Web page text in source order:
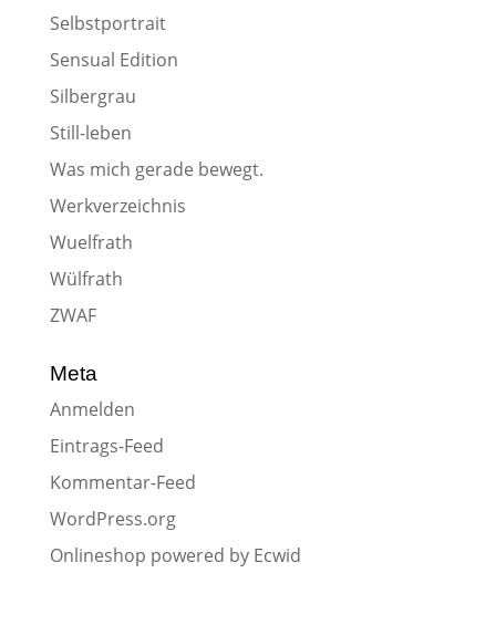
Selbstportrait
Sensual Edition
Silbergrau
Still-leben
Was mich gerade bewegt.
Werkverzeichnis
Wuelfrath
Wülfrath
ZWAF
Meta
Anmelden
Eintrags-Feed
Kommentar-Feed
WordPress.org
Onlineshop powered by Ecwid